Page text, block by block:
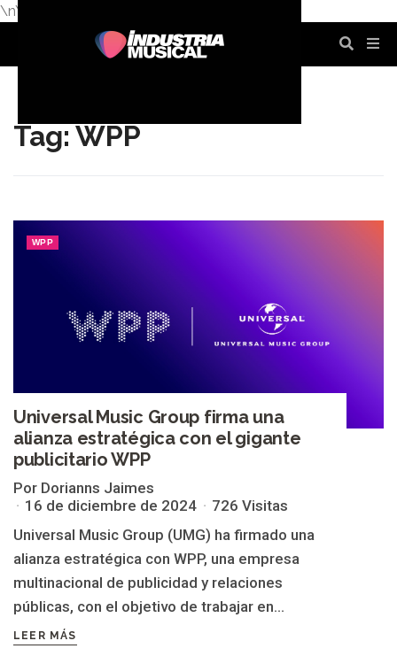
\n\n
Tag: WPP
WPP
Universal Music Group firma una
alianza estratégica con el gigante
publicitario WPP
Por Dorianns Jaimes
16 de diciembre de 2024
726 Visitas
Universal Music Group (UMG) ha firmado una
alianza estratégica con WPP, una empresa
multinacional de publicidad y relaciones
públicas, con el objetivo de trabajar en...
LEER MÁS